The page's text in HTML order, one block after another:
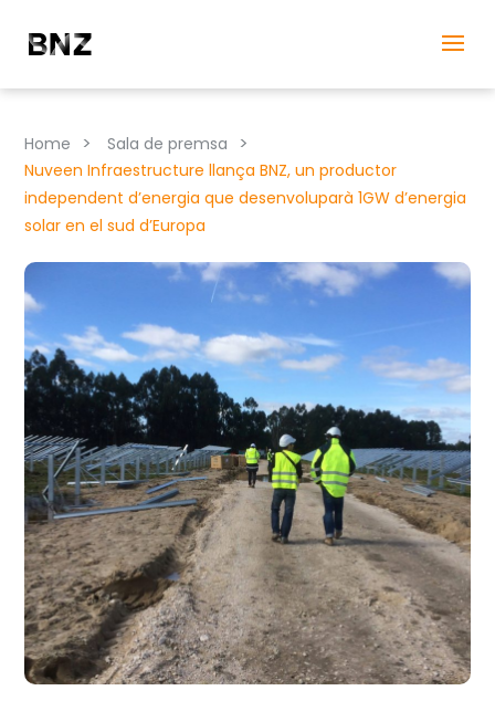
Home > Sala de premsa >
Nuveen Infraestructure llança BNZ, un productor
independent d’energia que desenvoluparà 1GW d’energia
solar en el sud d’Europa